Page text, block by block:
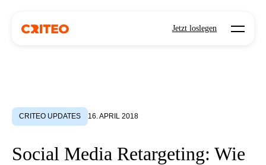
Jetzt loslegen Open
CRITEO UPDATES 16. APRIL 2018
Social Media Retargeting: Wie